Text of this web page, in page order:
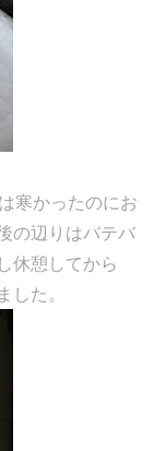
寒かったのにお
の辺りはバテバ
休憩してから
した。